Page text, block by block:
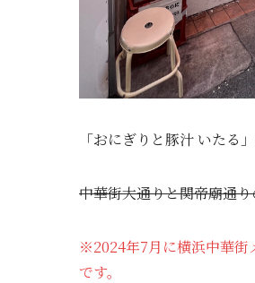
「おにぎりと豚汁 いたる
中華街大通りと関帝廟通
※2024年7月に横浜中華街
です。